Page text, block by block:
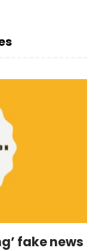
fake news